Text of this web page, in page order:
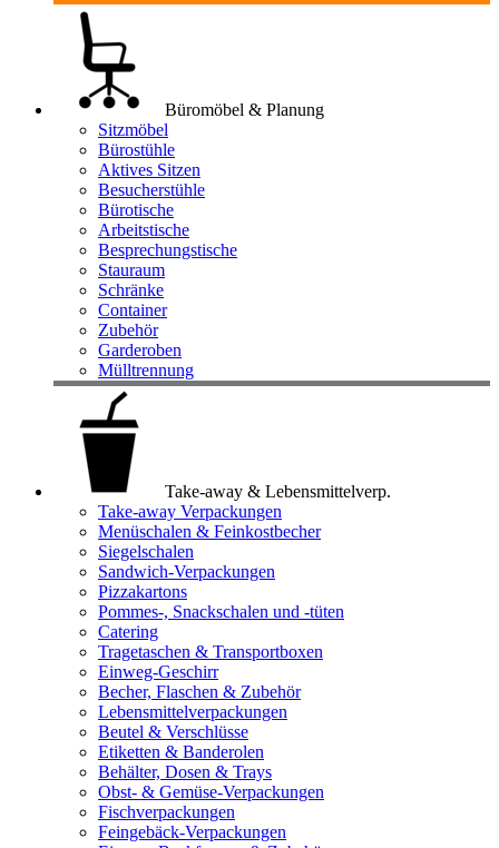
Büromöbel & Planung
Sitzmöbel
Bürostühle
Aktives Sitzen
Besucherstühle
Bürotische
Arbeitstische
Besprechungstische
Stauraum
Schränke
Container
Zubehör
Garderoben
Mülltrennung
Take-away & Lebensmittelverp.
Take-away Verpackungen
Menüschalen & Feinkostbecher
Siegelschalen
Sandwich-Verpackungen
Pizzakartons
Pommes-, Snackschalen und -tüten
Catering
Tragetaschen & Transportboxen
Einweg-Geschirr
Becher, Flaschen & Zubehör
Lebensmittelverpackungen
Beutel & Verschlüsse
Etiketten & Banderolen
Behälter, Dosen & Trays
Obst- & Gemüse-Verpackungen
Fischverpackungen
Feingebäck-Verpackungen